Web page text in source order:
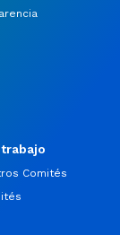
Comités